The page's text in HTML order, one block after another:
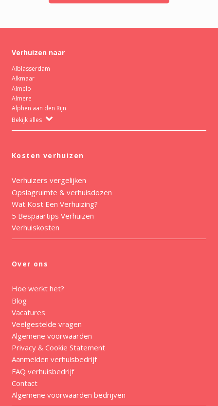
Verhuizen naar
Alblasserdam
Alkmaar
Almelo
Almere
Alphen aan den Rijn
Bekijk alles
Kosten verhuizen
Verhuizers vergelijken
Opslagruimte & verhuisdozen
Wat Kost Een Verhuizing?
5 Bespaartips Verhuizen
Verhuiskosten
Over ons
Hoe werkt het?
Blog
Vacatures
Veelgestelde vragen
Algemene voorwaarden
Privacy & Cookie Statement
Aanmelden verhuisbedrijf
FAQ verhuisbedrijf
Contact
Algemene voorwaarden bedrijven